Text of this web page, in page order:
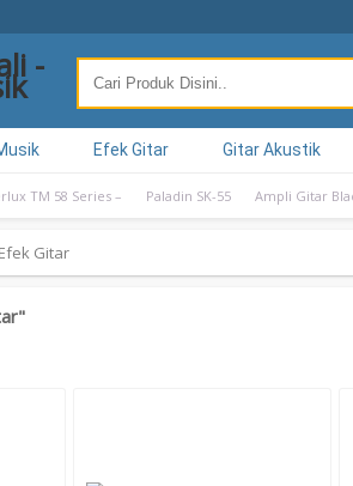
Efek Gitar Gitar Akustik
TM 58 Series – Paladin SK-55 Ampli Gitar
Efek Gitar